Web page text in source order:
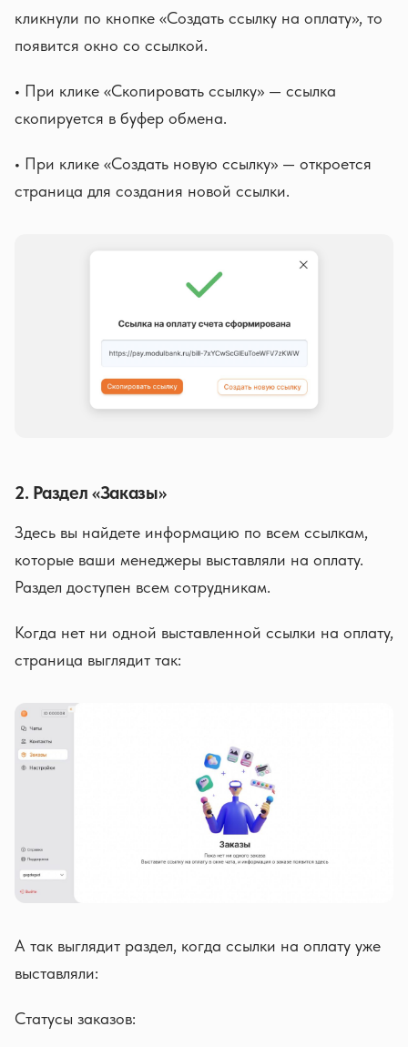
кликнули по кнопке «Создать ссылку на оплату», то
появится окно со ссылкой.
• При клике «Скопировать ссылку» — ссылка
скопируется в буфер обмена.
• При клике «Создать новую ссылку» — откроется
страница для создания новой ссылки.
2. Раздел «Заказы»
Здесь вы найдете информацию по всем ссылкам,
которые ваши менеджеры выставляли на оплату.
Раздел доступен всем сотрудникам.
Когда нет ни одной выставленной ссылки на оплату,
страница выглядит так:
А так выглядит раздел, когда ссылки на оплату уже
выставляли:
Статусы заказов: